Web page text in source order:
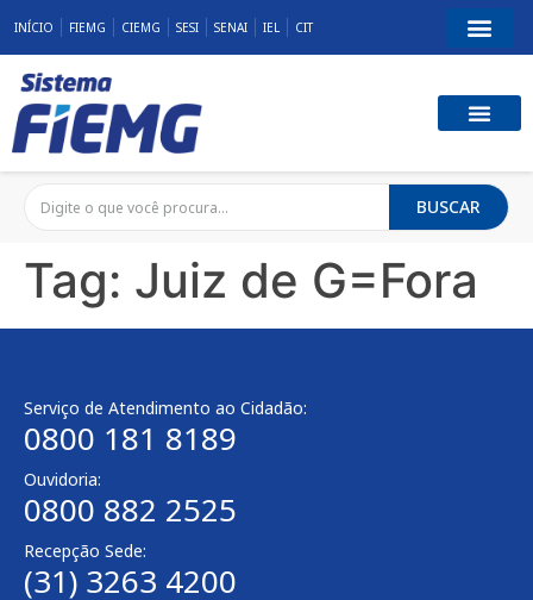
INÍCIO FIEMG CIEMG SESI SENAI IEL CIT
BUSCAR
Tag: Juiz de G=Fora
Serviço de Atendimento ao Cidadão:
0800 181 8189
Ouvidoria:
0800 882 2525​
Recepção Sede:
(31) 3263 4200